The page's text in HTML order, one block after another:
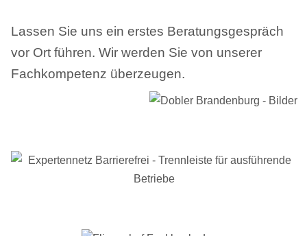
Lassen Sie uns ein erstes Beratungsgespräch
vor Ort führen. Wir werden Sie von unserer
Fachkompetenz überzeugen.